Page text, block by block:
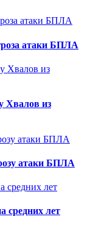
атаки БПЛА
Хвалов из
атаки БПЛА
средних лет